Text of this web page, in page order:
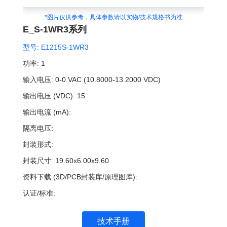
*图片仅供参考，具体参数请以实物/技术规格书为准
E_S-1WR3系列
型号: E1215S-1WR3
功率: 1
输入电压: 0-0 VAC (10.8000-13.2000 VDC)
输出电压 (VDC): 15
输出电流 (mA):
隔离电压:
封装形式:
封装尺寸: 19.60x6.00x9.60
资料下载 (3D/PCB封装库/原理图库):
认证/标准:
技术手册